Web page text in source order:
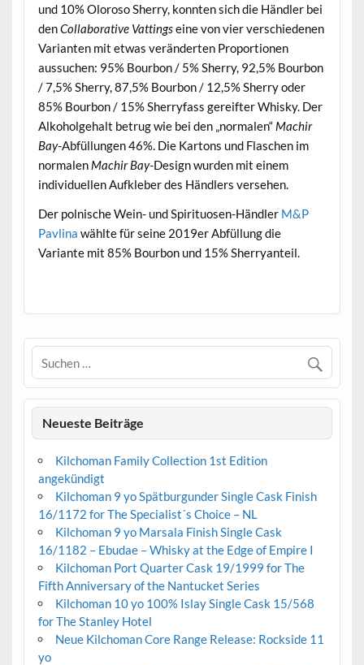
und 10% Oloroso Sherry, konnten sich die Händler bei
denCollaborative Vattingseine von vier verschiedenen
Varianten mit etwas veränderten Proportionen
aussuchen: 95% Bourbon / 5% Sherry, 92,5% Bourbon
/ 7,5% Sherry, 87,5% Bourbon / 12,5% Sherry oder
85% Bourbon / 15% Sherryfass gereifter Whisky. Der
Alkoholgehalt betrug wie bei den „normalen“ Machir
Bay-Abfüllungen 46%. Die Kartons und Flaschen im
normalen Machir Bay-Design wurden mit einem
individuellen Aufkleber des Händlers versehen.
Der polnische Wein- und Spirituosen-Händler M&P
Pavlina wählte für seine 2019er Abfüllung die
Variante mit 85% Bourbon und 15% Sherryanteil.
Neueste Beiträge
Kilchoman Family Collection 1st Edition
angekündigt
Kilchoman 9 yo Spätburgunder Single Cask Finish
16/1172 for The Specialist´s Choice – NL
Kilchoman 9 yo Marsala Finish Single Cask
16/1182 – Ebudae – Whisky at the Edge of Empire I
Kilchoman Port Quarter Cask 19/1999 for The
Fifth Anniversary of the Nantucket Series
Kilchoman 10 yo 100% Islay Single Cask 15/568
for The Stanley Hotel
Neue Kilchoman Core Range Release: Rockside 11
yo